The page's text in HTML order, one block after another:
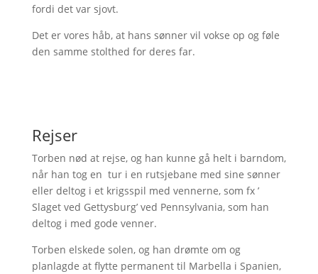
fordi det var sjovt.
Det er vores håb, at hans sønner vil vokse op og føle
den samme stolthed for deres far.
Rejser
Torben nød at rejse, og han kunne gå helt i barndom,
når han tog en tur i en rutsjebane med sine sønner
eller deltog i et krigsspil med vennerne, som fx ’
Slaget ved Gettysburg’ ved Pennsylvania, som han
deltog i med gode venner.
Torben elskede solen, og han drømte om og
planlagde at flytte permanent til Marbella i Spanien,